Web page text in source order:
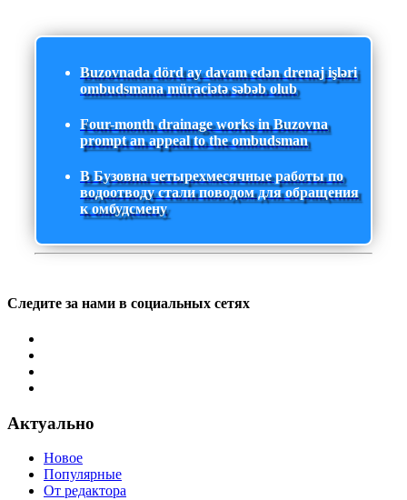
Buzovnada dörd ay davam edən drenaj işləri
ombudsmana müraciətə səbəb olub
Four-month drainage works in Buzovna
prompt an appeal to the ombudsman
В Бузовна четырехмесячные работы по
водоотводу стали поводом для обращения
к омбудсмену
Следите за нами в социальных сетях
Актуально
Новое
Популярные
От редактора